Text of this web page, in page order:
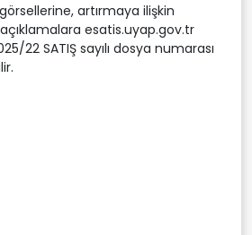
artırmaya ilişkin
açıklamalara esatis.uyap.gov.tr
22 SATIŞ sayılı dosya numarası